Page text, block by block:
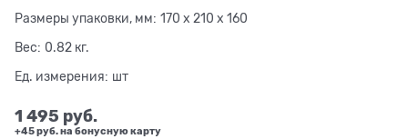
Размеры упаковки, мм: 170 x 210 x 160
Вес: 0.82 кг.
Ед. измерения: шт
1 495 руб.
+45 руб. на бонусную карту